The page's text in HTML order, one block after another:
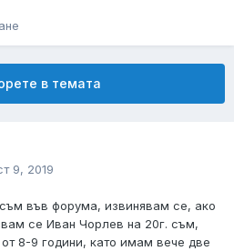
в темата
9, 2019
във форума, извинявам се, ако
се Иван Чорлев на 20г. съм,
8-9 години, като имам вече две